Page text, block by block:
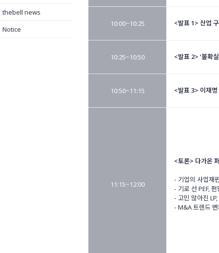
thebell news
Notice
10:00~10:25 <발표 1> 산업
10:25~10:50 <발표 2> ‘불확
10:50~11:15 <발표 3> 이재
11:15~12:00
<토론> 다가온
- 기업의 사업재
- 기로 선 PEF,
- 고민 많아진
- M&A 트렌드